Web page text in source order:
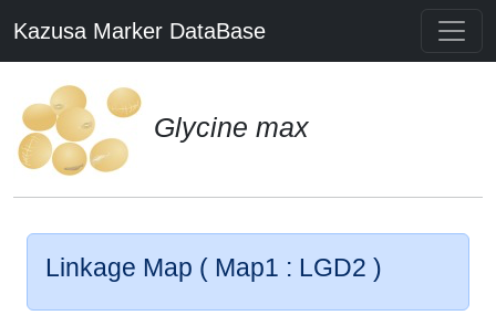
Kazusa Marker DataBase
Glycine max
Linkage Map ( Map1 : LGD2 )